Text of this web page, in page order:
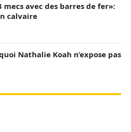
mecs avec des barres de fer»:
calvaire
Nathalie Koah n’expose pas